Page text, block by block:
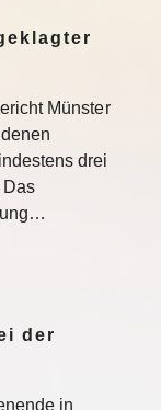
Münster
drei
Das
der
in